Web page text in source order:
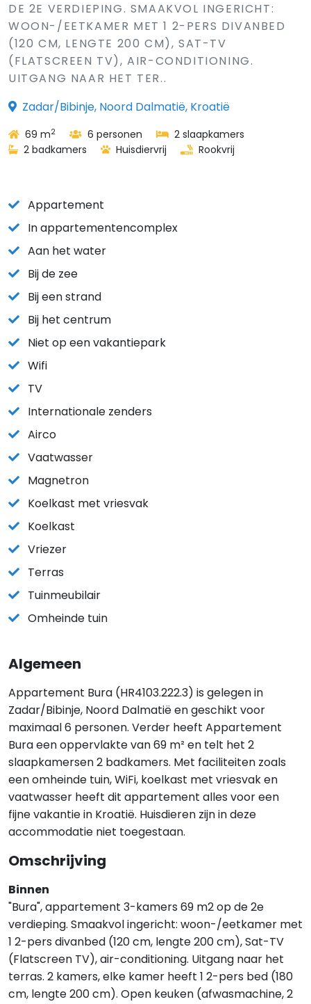
DE 2E VERDIEPING. SMAAKVOL INGERICHT:
WOON-/EETKAMER MET 1 2-PERS DIVANBED
(120 CM, LENGTE 200 CM), SAT-TV
(FLATSCREEN TV), AIR-CONDITIONING.
UITGANG NAAR HET TER..
Zadar/Bibinje, Noord Dalmatië, Kroatië
69 m2 6 personen
2 slaapkamers
2 badkamers
Huisdiervrij Rookvrij
Appartement
In appartementencomplex
Aan het water
Bij de zee
Bij een strand
Bij het centrum
Niet op een vakantiepark
Wifi
TV
Internationale zenders
Airco
Vaatwasser
Magnetron
Koelkast met vriesvak
Koelkast
Vriezer
Terras
Tuinmeubilair
Omheinde tuin
Algemeen
Appartement Bura (HR4103.222.3) is gelegen in
Zadar/Bibinje, Noord Dalmatië en geschikt voor
maximaal 6 personen. Verder heeft Appartement
Bura een oppervlakte van 69 m² en telt het 2
slaapkamersen 2 badkamers. Met faciliteiten zoals
een omheinde tuin, WiFi, koelkast met vriesvak en
vaatwasser heeft dit appartement alles voor een
fijne vakantie in Kroatië. Huisdieren zijn in deze
accommodatie niet toegestaan.
Omschrijving
Binnen
"Bura", appartement 3-kamers 69 m2 op de 2e
verdieping. Smaakvol ingericht: woon-/eetkamer met
1 2-pers divanbed (120 cm, lengte 200 cm), Sat-TV
(Flatscreen TV), air-conditioning. Uitgang naar het
terras. 2 kamers, elke kamer heeft 1 2-pers bed (180
cm, lengte 200 cm). Open keuken (afwasmachine, 2